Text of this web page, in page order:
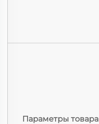
Параметры товара